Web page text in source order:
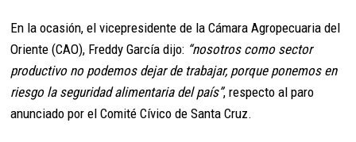
En la ocasión, el vicepresidente de la Cámara Agropecuaria del
Oriente (CAO), Freddy García dijo: “nosotros como sector
productivo no podemos dejar de trabajar, porque ponemos en
riesgo la seguridad alimentaria del país”, respecto al paro
anunciado por el Comité Cívico de Santa Cruz.